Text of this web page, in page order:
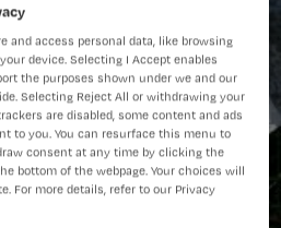
and access personal data, like browsing
device. Selecting I Accept enables
the purposes shown under we and our
Selecting Reject All or withdrawing your
are disabled, some content and ads
to you. You can resurface this menu to
consent at any time by clicking the
bottom of the webpage. Your choices will
For more details, refer to our Privacy